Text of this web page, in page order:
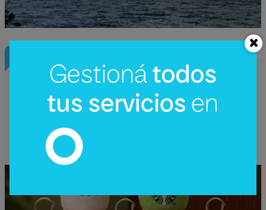
Starbucks Japón y la cápsula
coleccionable que vale más que el café
(el producto se convierte en ecosistema)